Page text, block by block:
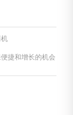
机
捷和增长的机会